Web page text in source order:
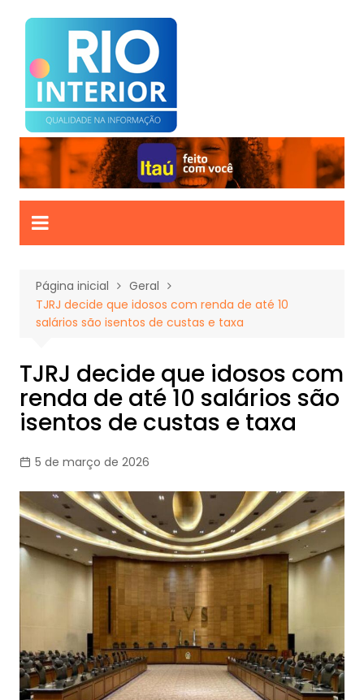
para
conteúdo
Página inicial
Geral
TJRJ decide que idosos com renda de até 10
salários são isentos de custas e taxa
TJRJ decide que idosos com
renda de até 10 salários são
isentos de custas e taxa
5 de março de 2026